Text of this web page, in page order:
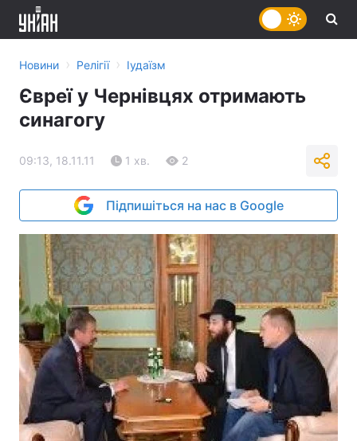
Новини › Релігії › Іудаїзм
Євреї у Чернівцях отримають
синагогу
09:13, 18.11.11 1 хв. 2
Підпишіться на нас в Google